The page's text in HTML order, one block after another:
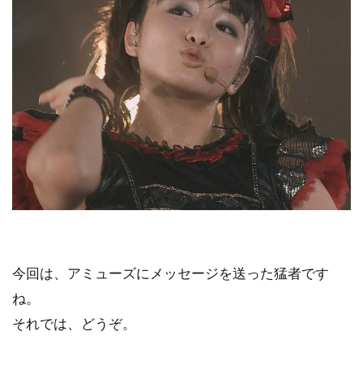
今回は、アミューズにメッセージを送った猛者です
ね。
それでは、どうぞ。